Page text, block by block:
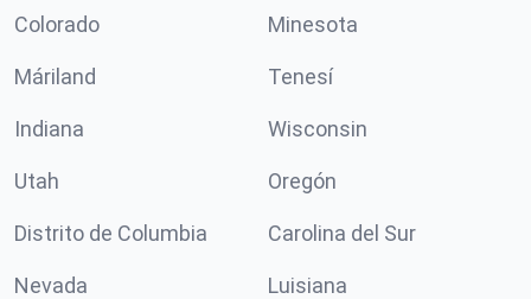
Colorado Minesota
Máriland Tenesí
Indiana Wisconsin
Utah Oregón
Distrito de Columbia Carolina del Sur
Nevada Luisiana